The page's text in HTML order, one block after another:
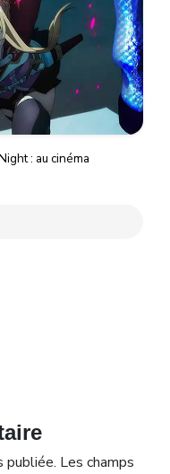
: au cinéma
Telegram
publiée. Les champs